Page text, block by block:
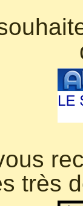
très